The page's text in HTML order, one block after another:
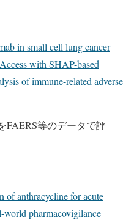
in small cell lung cancer
with SHAP-based
of immune-related adverse
FAERS等のデータで評
of anthracycline for acute
world pharmacovigilance